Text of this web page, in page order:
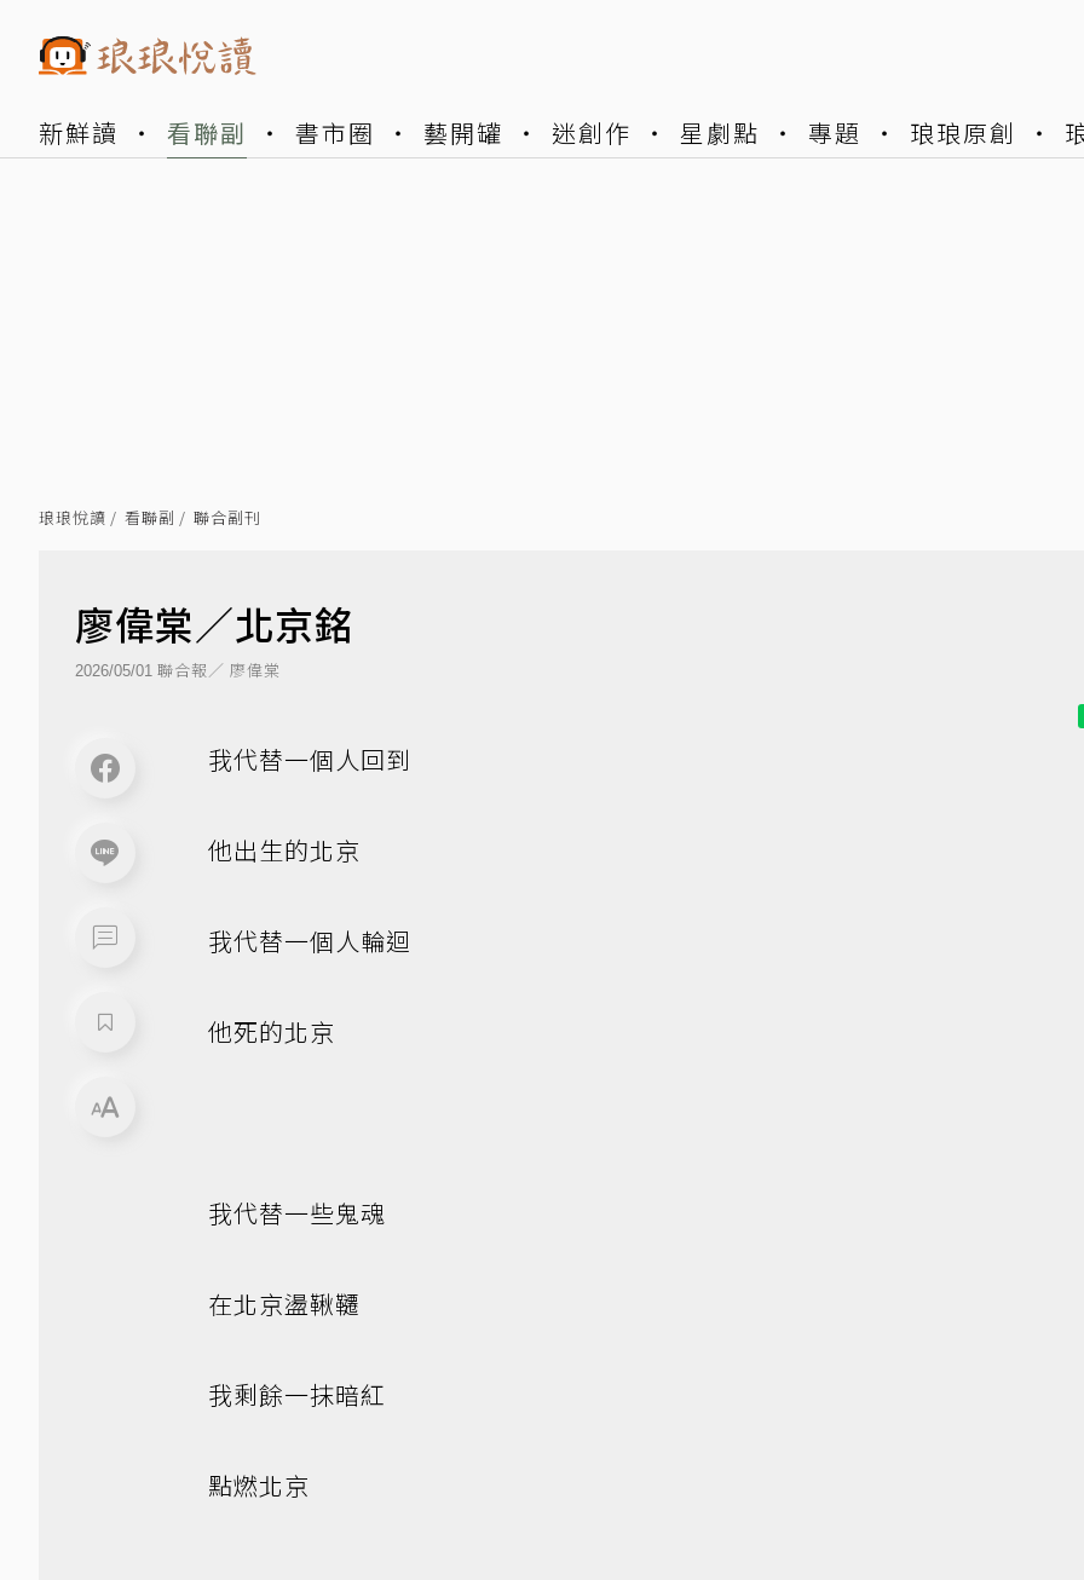
新鮮讀 看聯副 書市圈 藝開罐 迷創作 星劇點 專題 琅琅原創
琅琅悅讀 看聯副 聯合副刊
廖偉棠／北京銘
2026/05/01 聯合報／ 廖偉棠
我代替一個人回到
他出生的北京
我代替一個人輪迴
他死的北京
我代替一些鬼魂
在北京盪鞦韆
我剩餘一抹暗紅
點燃北京